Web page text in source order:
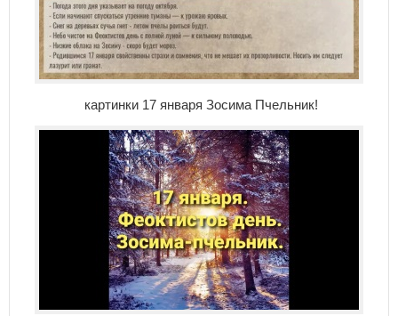
картинки 17 января Зосима Пчельник!